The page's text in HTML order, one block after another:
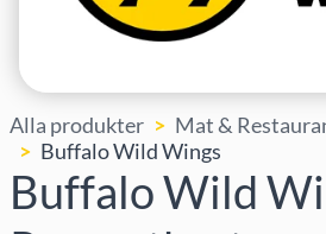
Alla produkter
Mat &
Buffalo Wild Wings
Buffalo Wild